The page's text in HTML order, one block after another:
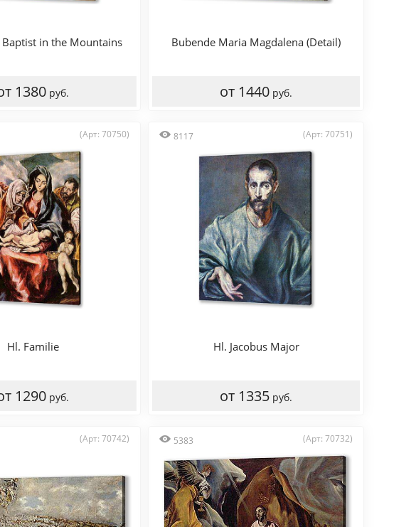
Baptist in the Mountains
1380 руб.
Bubende Maria Magdalena (Detail)
от 1440 руб.
(Арт: 70750)
Hl. Familie
1290 руб.
8117 (Арт: 70751)
Hl. Jacobus Major
от 1335 руб.
(Арт: 70742) 5383 (Арт: 70732)